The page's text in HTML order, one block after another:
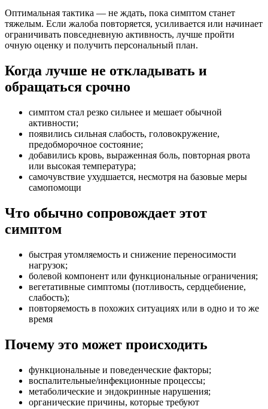
Оптимальная тактика — не ждать, пока симптом станет
тяжелым. Если жалоба повторяется, усиливается или начинает
ограничивать повседневную активность, лучше пройти
очную оценку и получить персональный план.
Когда лучше не откладывать и
обращаться срочно
симптом стал резко сильнее и мешает обычной
активности;
появились сильная слабость, головокружение,
предобморочное состояние;
добавились кровь, выраженная боль, повторная рвота
или высокая температура;
самочувствие ухудшается, несмотря на базовые меры
самопомощи
Что обычно сопровождает этот
симптом
быстрая утомляемость и снижение переносимости
нагрузок;
болевой компонент или функциональные ограничения;
вегетативные симптомы (потливость, сердцебиение,
слабость);
повторяемость в похожих ситуациях или в одно и то же
время
Почему это может происходить
функциональные и поведенческие факторы;
воспалительные/инфекционные процессы;
метаболические и эндокринные нарушения;
органические причины, которые требуют